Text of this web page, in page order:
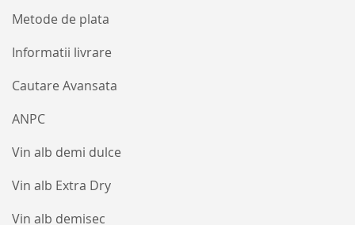
Metode de plata
Informatii livrare
Cautare Avansata
ANPC
Vin alb demi dulce
Vin alb Extra Dry
Vin alb demisec